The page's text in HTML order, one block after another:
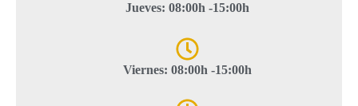
Jueves: 08:00h -15:00h
Viernes: 08:00h -15:00h